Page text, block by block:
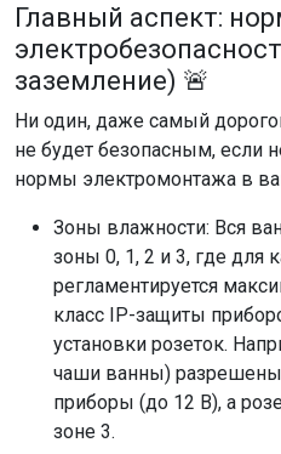
Главный аспект:
заземление) 🚨
Ни один, даже самый
не будет безопасным, если
нормы электромонтажа в
Зоны влажности: Вся
зоны 0, 1, 2 и 3, где для
регламентируется
класс IP-защиты
установки розеток.
чаши ванны)
приборы (до 12 В), а
зоне 3.